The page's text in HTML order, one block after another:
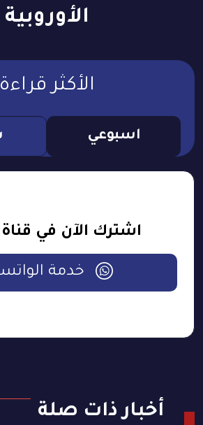
الأوروبية
الأكثر قراءة
اسبوعي
اشترك الآن في
خدمة
أخبار ذات صلة